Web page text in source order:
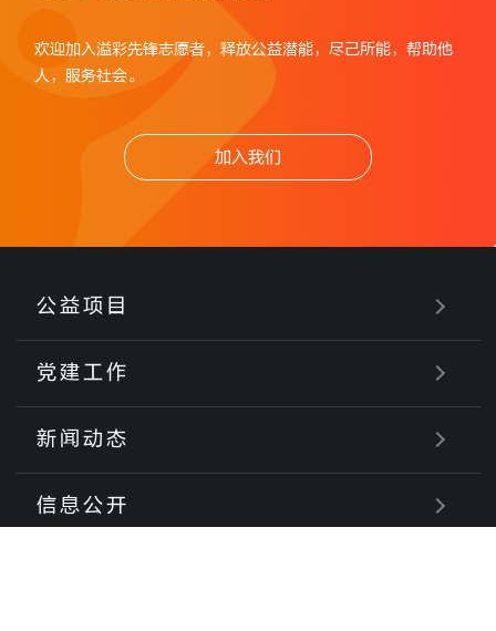
欢迎加入溢彩先锋志愿者，释放公益潜能，尽己所能，帮助他
人，服务社会。
加入我们
公益项目
党建工作
新闻动态
信息公开